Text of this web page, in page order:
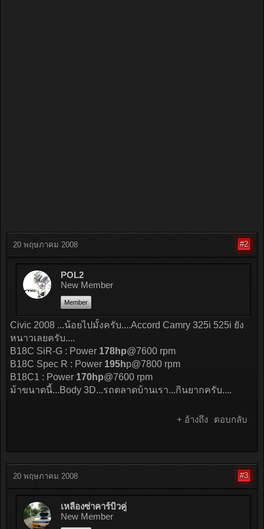
20 พฤษภาคม 2008 #2
POL2
New Member
Member
Civic 2008 ...น้อยไปมั้งครับ....Accord Camry 325i 525i ยัง
หนาวเลยครับ....
B18C SiR-G : Power 178hp@7600 rpm
B18C Spec R : Power 195hp@7800 rpm
B18C1 : Power 170hp@7600 rpm
ม้าขนาดนี้...Body 3D...รถตลาดบ้านเรา...กินยากครับ....
+ อ้างถึง ตอบกลับ
20 พฤษภาคม 2008 #3
เหลืองซ่าคาร์บิวคู่
New Member